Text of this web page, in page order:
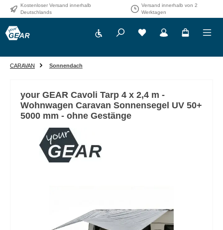
Zum Hauptinhalt springen
Kostenloser Versand innerhalb
Deutschlands
Versand innerhalb von 2
Werktagen
Werkzeugleiste anzeigen
CARAVAN Sonnendach
your GEAR Cavoli Tarp 4 x 2,4 m -
Wohnwagen Caravan Sonnensegel UV 50+
5000 mm - ohne Gestänge